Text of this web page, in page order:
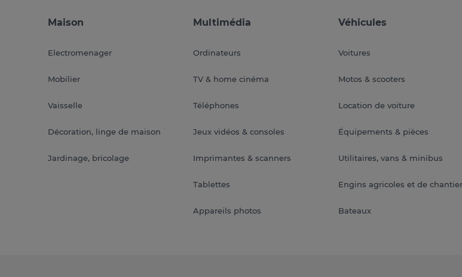
Maison
Electromenager
Mobilier
Vaisselle
Décoration, linge de maison
Jardinage, bricolage
Multimédia
Ordinateurs
TV & home cinéma
Téléphones
Jeux vidéos & consoles
Imprimantes & scanners
Tablettes
Appareils photos
Véhicules
Voitures
Motos & scooters
Location de voiture
Équipements & pièces
Utilitaires, vans & minibus
Engins agricoles et de chantier
Bateaux